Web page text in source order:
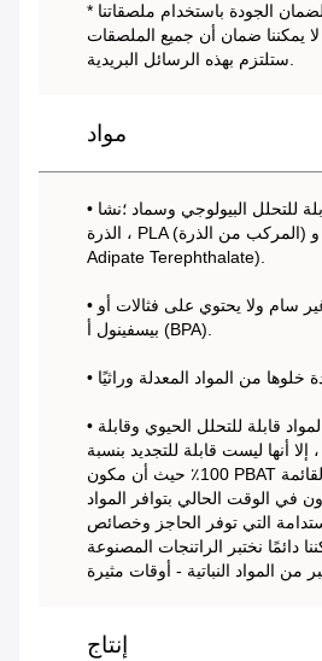
* نجري اختبارًا شاملاً لضمان الجودة باستخدام ملصقاتنا
يمكننا ضمان أن جميع الملصقات
ستلتزم بهذه الرسائل البريدية.
مواد
• مصنوعة من مواد قابلة للتحلل البيولوجي وسماد ؛نشا
الذرة ، PLA (المركب من الذرة) و PBAT (Polybutyrate
Adipate Terephthalate).
• هذا المزيج من المواد غير سام ولا يحتوي على فثالات أو
بيسفينول أ (BPA).
• في حين أن هذه المواد قابلة للتحلل الحيوي وقابلة
أنها ليست قابلة للتجديد بنسبة
100٪ حيث أن مكون PBAT مشتق من المواد القائمة
في الوقت الحالي بتوافر المواد
التي توفر الحاجز وخصائص
دائمًا نختبر الراتنجات المصنوعة
إنتاج